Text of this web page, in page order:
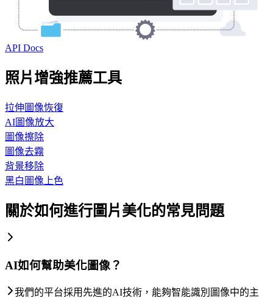
API Docs
照片增強推薦工具
拉伸圖像恢復
AI圖像放大
圖像擦除
圖像去霧
背景移除
黑白圖像上色
關於如何進行圖片美化的常見問題
AI如何幫助美化圖像？
我們的平台採用先進的AI技術，能夠智能識別圖像中的主